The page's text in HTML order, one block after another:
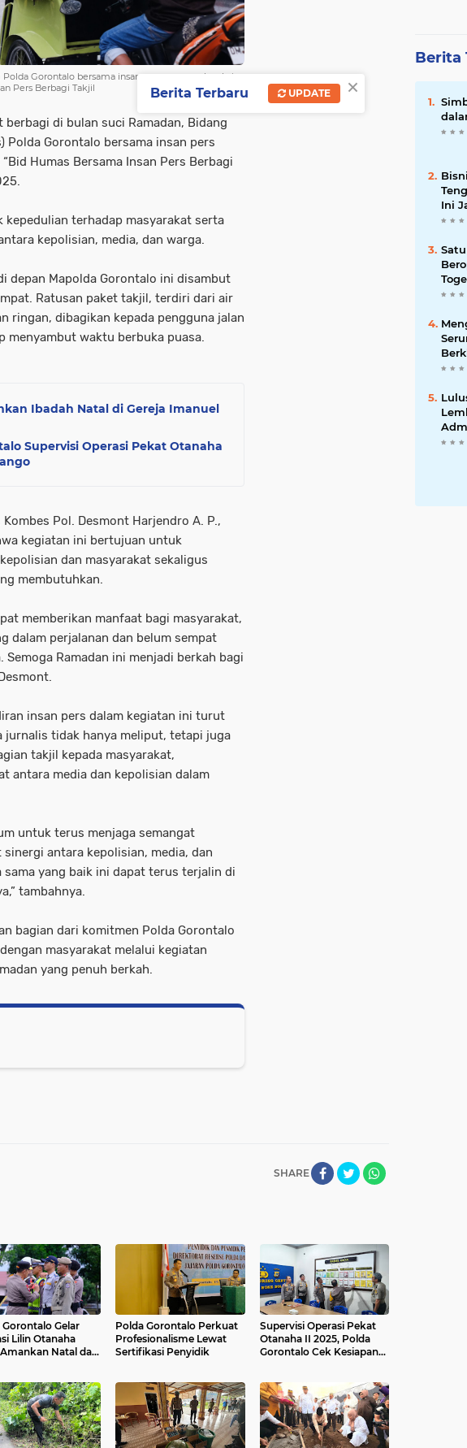
Gorontalo bersama insan pers menggelar aksi
Pers Berbagi Takjil
berbagi di bulan suci Ramadan, Bidang
Polda Gorontalo bersama insan pers
Humas Bersama Insan Pers Berbagi
kepedulian terhadap masyarakat serta
kepolisian, media, dan warga.
depan Mapolda Gorontalo ini disambut
Ratusan paket takjil, terdiri dari air
ringan, dibagikan kepada pengguna jalan
menyambut waktu berbuka puasa.
Ibadah Natal di Gereja Imanuel
Supervisi Operasi Pekat Otanaha
Pol. Desmont Harjendro A. P.,
kegiatan ini bertujuan untuk
dan masyarakat sekaligus
membutuhkan.
memberikan manfaat bagi masyarakat,
dalam perjalanan dan belum sempat
Ramadan ini menjadi berkah bagi
insan pers dalam kegiatan ini turut
jurnalis tidak hanya meliput, tetapi juga
takjil kepada masyarakat,
antara media dan kepolisian dalam
untuk terus menjaga semangat
antara kepolisian, media, dan
sama yang baik ini dapat terus terjalin di
tambahnya.
bagian dari komitmen Polda Gorontalo
masyarakat melalui kegiatan
yang penuh berkah.
SHARE
Gorontalo Gelar
Lilin Otanaha
Natal dan
Polda Gorontalo Perkuat
Profesionalisme Lewat
Sertifikasi Penyidik
Supervisi Operasi Pekat
Otanaha II 2025, Polda
Gorontalo Cek Kesiapan
Berita
Ini
×
Berita Terbaru UPDATE